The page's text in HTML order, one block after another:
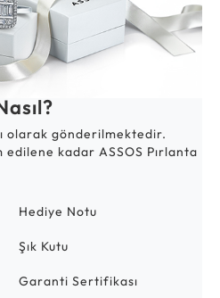
olarak gönderilmektedir.
kadar ASSOS Pırlanta
Hediye Notu
Şık Kutu
Garanti Sertifikası